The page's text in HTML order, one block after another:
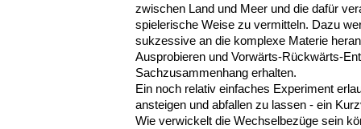
zwischen Land und Meer und die dafür
spielerische Weise zu vermitteln. Dazu
sukzessive an die komplexe Materie
Ausprobieren und Vorwärts-Rückwärts-
Sachzusammenhang erhalten.
Ein noch relativ einfaches Experiment
ansteigen und abfallen zu lassen - ein
Wie verwickelt die Wechselbezüge sein